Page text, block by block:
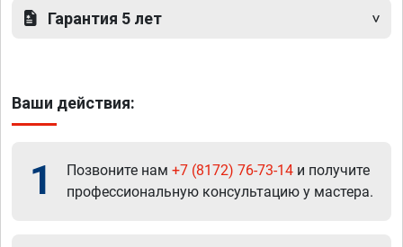
Гарантия 5 лет
Ваши действия:
1 Позвоните нам +7 (8172) 76-73-14 и получите
профессиональную консультацию у мастера.